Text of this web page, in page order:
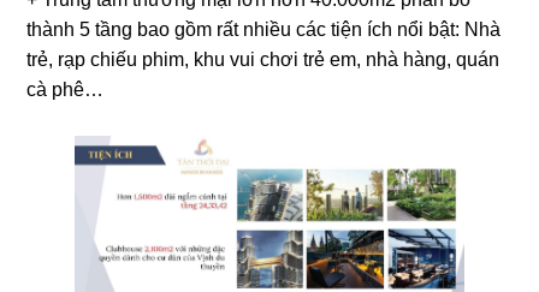
thành 5 tầng bao gồm rất nhiều các tiện ích nổi bật: Nhà
trẻ, rạp chiếu phim, khu vui chơi trẻ em, nhà hàng, quán
cà phê…